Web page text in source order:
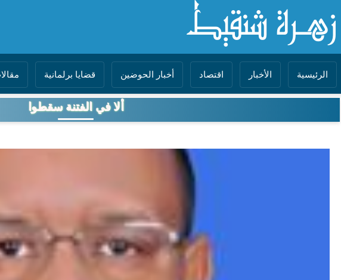
الرئيسية الأخبار اقتصاد أخبار الحوضين قضايا برلمانية
ألا في الفتنة سقطوا